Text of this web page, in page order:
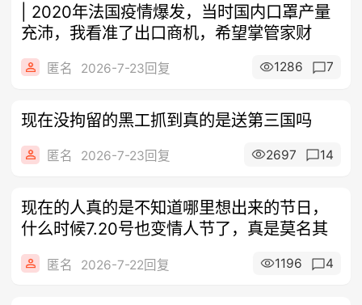
| 2020年法国疫情爆发，当时国内口罩产量
充沛，我看准了出口商机，希望掌管家财
匿名 2026-7-23回复 1286 7
现在没拘留的黑工抓到真的是送第三国吗
匿名 2026-7-23回复 2697 14
现在的人真的是不知道哪里想出来的节日，
什么时候7.20号也变情人节了，真是莫名其
匿名 2026-7-22回复 1196 4